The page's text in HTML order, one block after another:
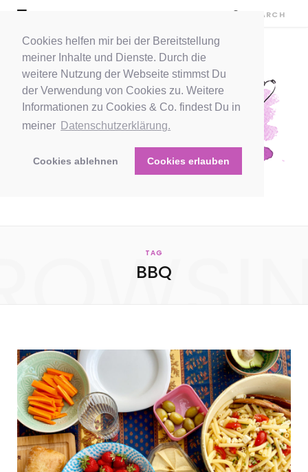
Cookies helfen mir bei der Bereitstellung
meiner Inhalte und Dienste. Durch die
weitere Nutzung der Webseite stimmst Du
der Verwendung von Cookies zu. Weitere
Informationen zu Cookies & Co. findest Du in
meiner Datenschutzerklärung.
Cookies ablehnen Cookies erlauben
TAG
BBQ